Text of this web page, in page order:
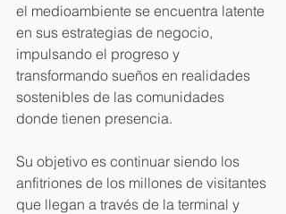
el medioambiente se encuentra latente
en sus estrategias de negocio,
impulsando el progreso y
transformando sueños en realidades
sostenibles de las comunidades
donde tienen presencia.
Su objetivo es continuar siendo los
anfitriones de los millones de visitantes
que llegan a través de la terminal y